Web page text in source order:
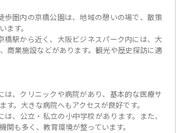
歩圏内の京橋公園は、地域の憩いの場で、散策
ます。
橋駅から近く、大阪ビジネスパーク内には、大
商業施設などがあります。観光や歴史探訪に適
は、クリニックや病院があり、基本的な医療サ
す。大きな病院へもアクセスが良好です。
、公立・私立の小中学校があります。また、
関も多く、教育環境が整っています。